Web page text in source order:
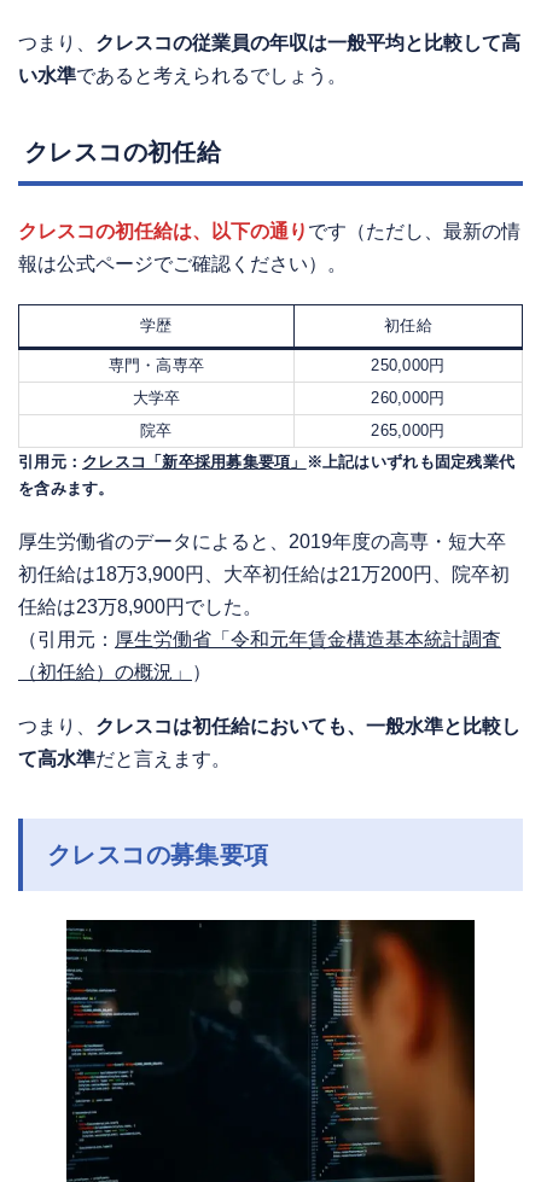
つまり、 クレスコの従業員の年収は一般平均と比較して高
い水準であると考えられるでしょう。
クレスコの初任給
クレスコの初任給は、以下の通り です（ただし、最新の情
報は公式ページでご確認ください）。
学歴 初任給
専門・高専卒
250,000円
大学卒
260,000円
院卒
265,000円
引用元： クレスコ「新卒採用募集要項」 ※上記はいずれも固定残業代
を含みます。
厚生労働省のデータによると、2019年度の高専・短大卒
初任給は18万3,900円、大卒初任給は21万200円、院卒初
任給は23万8,900円でした。
（引用元： 厚生労働省「令和元年賃金構造基本統計調査
（初任給）の概況」
）
つまり、 クレスコは初任給においても、一般水準と比較し
て高水準だと言えます。
クレスコの募集要項